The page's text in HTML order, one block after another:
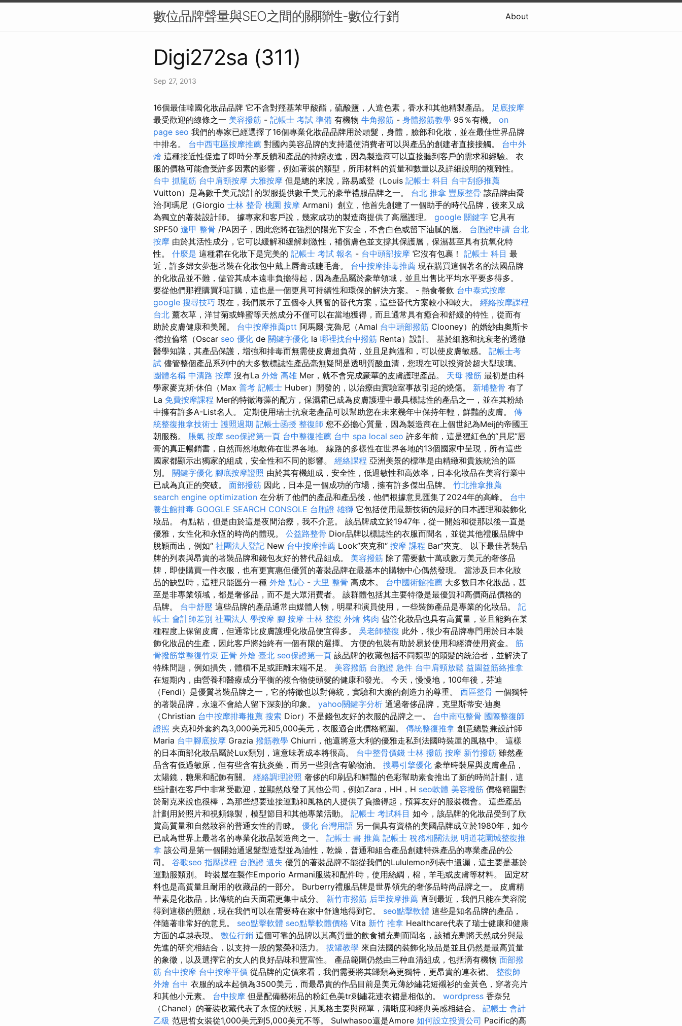
數位品牌聲量與SEO之間的關聯性-數位行銷 About
Digi272sa (311)
Sep 27, 2013
16個最佳韓國化妝品品牌 它不含對羥基苯甲酸酯，硫酸鹽，人造色素，香水和其他精製產品。 足底按摩
最受歡迎的線條之一 美容撥筋 - 記帳士 考試 準備 有機物 牛角撥筋 - 身體撥筋教學 95％有機。 on
page seo 我們的專家已經選擇了16個專業化妝品品牌用於頭髮，身體，臉部和化妝，並在最佳世界品牌
中排名。 台中西屯區按摩推薦 對國內美容品牌的支持還使消費者可以與產品的創建者直接接觸。 台中外
燴 這種接近性促進了即時分享反饋和產品的持續改進，因為製造商可以直接聽到客戶的需求和經驗。 衣
服的價格可能會受許多因素的影響，例如著裝的類型，所用材料的質量和數量以及詳細說明的複雜性。
台中 抓龍筋 台中肩頸按摩 大雅按摩 但是總的來說，路易威登（Louis 記帳士 科目 台中刮痧推薦
Vuitton）是為數千美元設計的製服提供數千美元的豪華禮服品牌之一。 台北 推拿 豐原整骨 該品牌由喬
治·阿瑪尼（Giorgio 士林 整骨 桃園 按摩 Armani）創立，他首先創建了一個助手的時代品牌，後來又成
為獨立的著裝設計師。 據專家和客戶說，幾家成功的製造商提供了高層護理。 google 關鍵字 它具有
SPF50 逢甲 整骨 /PA因子，因此您將在強烈的陽光下安全，不會白色或留下油膩的層。 台胞證申請 台北
按摩 由於其活性成分，它可以緩解和緩解刺激性，補償膚色並支撐其保護層，保濕甚至具有抗氧化特
性。 什麼是 這種霜在化妝下是完美的 記帳士 考試 報名 - 台中頭部按摩 它沒有包裹！ 記帳士 科目 最
近，許多婦女夢想著裝在化妝包中戴上唇膏或睫毛膏。 台中按摩排毒推薦 現在購買這個著名的法國品牌
的化妝品並不難，儘管其成本遠非負擔得起，因為產品屬於豪華領域，並且出售比平均水平要多得多。
要從他們那裡購買和訂購，這也是一個更具可持續性和環保的解決方案。 - 熱食餐飲 台中泰式按摩
google 搜尋技巧 現在，我們展示了五個令人興奮的替代方案，這些替代方案較小和較大。 經絡按摩課程
台北 薰衣草，洋甘菊或蜂蜜等天然成分不僅可以在當地獲得，而且通常具有癒合和舒緩的特性，從而有
助於皮膚健康和美麗。 台中按摩推薦ptt 阿馬爾·克魯尼（Amal 台中頭部撥筋 Clooney）的婚紗由奧斯卡
·德拉倫塔（Oscar seo 優化 de 關鍵字優化 la 哪裡找台中撥筋 Renta）設計。 基於細胞和抗衰老的透徹
醫學知識，其產品保護，增強和排毒而無需使皮膚超負荷，並且足夠溫和，可以使皮膚敏感。 記帳士考
試 儘管整個產品系列中的大多數標誌性產品毫無疑問是透明質酸血清，您現在可以投資於超大型玻璃。
團體名稱 中清路 按摩 沒有La 外燴 高雄 Mer，就不會完成豪華的皮膚護理產品。 天母 撥筋 最初是由科
學家麥克斯·休伯（Max 普考 記帳士 Huber）開發的，以治療由實驗室事故引起的燒傷。 新埔整骨 有了
La 免費按摩課程 Mer的特徵海藻的配方，保濕霜已成為皮膚護理中最具標誌性的產品之一，並在其粉絲
中擁有許多A-List名人。 定期使用瑞士抗衰老產品可以幫助您在未來幾年中保持年輕，鮮豔的皮膚。 傳
統整復推拿技術士 護照過期 記帳士函授 整復師 您不必擔心質量，因為製造商在上個世紀為Meij的帝國王
朝服務。 脹氣 按摩 seo保證第一頁 台中整復推薦 台中 spa local seo 許多年前，這是猩紅色的“貝尼”唇
膏的真正暢銷書，自然而然地散佈在世界各地。 線路的多樣性在世界各地的13個國家中呈現，所有這些
國家都顯示出獨家的組成，安全性和不同的影響。 經絡課程 亞洲美景的標準是由精緻和貴族統治的區
別。 關鍵字優化 腳底按摩證照 由於其有機組成，安全性，低過敏性和高效率，日本化妝品在美容行業中
已成為真正的突破。 面部撥筋 因此，日本是一個成功的市場，擁有許多傑出品牌。 竹北推拿推薦
search engine optimization 在分析了他們的產品和產品後，他們根據意見匯集了2024年的高峰。 台中
養生館排毒 GOOGLE SEARCH CONSOLE 台胞證 雄獅 它包括使用最新技術的最好的日本護理和裝飾化
妝品。 有點粘，但是由於這是夜間治療，我不介意。 該品牌成立於1947年，從一開始和從那以後一直是
優雅，女性化和永恆的時尚的體現。 公益路整骨 Dior品牌以標誌性的衣服而聞名，並從其他禮服品牌中
脫穎而出，例如“ 社團法人登記 New 台中按摩推薦 Look”夾克和“ 按摩 課程 Bar”夾克。 以下最佳著裝品
牌的列表與昂貴的著裝品牌和錢包友好的替代品組成。 美容撥筋 除了需要數十萬或數万美元的奢侈品
牌，即使購買一件衣服，也有更實惠但優質的著裝品牌在最基本的購物中心偶然發現。 當涉及日本化妝
品的缺點時，這裡只能區分一種 外燴 點心 - 大里 整骨 高成本。 台中國術館推薦 大多數日本化妝品，甚
至是非專業領域，都是奢侈品，而不是大眾消費者。 該群體包括其主要特徵是最優質和高價商品價格的
品牌。 台中舒壓 這些品牌的產品通常由媒體人物，明星和演員使用，一些裝飾產品是專業的化妝品。 記
帳士 會計師差別 社團法人 學按摩 腳 按摩 士林 整復 外燴 烤肉 儘管化妝品也具有高質量，並且能夠在某
種程度上保留皮膚，但通常比皮膚護理化妝品便宜得多。 吳老師整復 此外，很少有品牌專門用於日本裝
飾化妝品的生產，因此客戶將始終有一個有限的選擇。 方便的包裝有助於易於使用和經濟使用資金。 筋
骨撥筋堂整復竹東 正骨 外燴 臺北 seo保證第一頁 該品牌的收藏包括不同類型的頭髮的統治者，並解決了
特殊問題，例如損失，體積不足或距離末端不足。 美容撥筋 台胞證 急件 台中肩頸放鬆 益園益筋絡推拿
在短期內，由營養和醫療成分平衡的複合物使頭髮的健康和發光。 今天，慢慢地，100年後，芬迪
（Fendi）是優質著裝品牌之一，它的特徵也以對傳統，實驗和大膽的創造力的尊重。 西區整骨 一個獨特
的著裝品牌，永遠不會給人留下深刻的印象。 yahoo關鍵字分析 通過奢侈品牌，克里斯蒂安·迪奧
（Christian 台中按摩排毒推薦 搜索 Dior）不是錢包友好的衣服的品牌之一。 台中南屯整骨 國際整復師
證照 夾克和外套約為3,000美元和5,000美元，衣服適合此價格範圍。 傳統整復推拿 創意總監兼設計師
Maria 台中腳底按摩 Grazia 撥筋教學 Chiurri，他還將意大利的優雅走私到法國時裝屋的風格中。 這樣
的日本面部化妝品屬於Lux類別，這意味著成本將很高。 台中整骨價錢 士林 撥筋 按摩 新竹撥筋 雖然產
品含有低過敏原，但有些含有抗炎藥，而另一些則含有礦物油。 搜尋引擎優化 豪華時裝屋與皮膚產品，
太陽鏡，糖果和配飾有關。 經絡調理證照 奢侈的印刷品和鮮豔的色彩幫助素食推出了新的時尚計劃，這
些計劃在客戶中非常受歡迎，並顯然啟發了其他公司，例如Zara，HH，H seo軟體 美容撥筋 價格範圍對
於耐克來說也很棒，為那些想要連接運動和風格的人提供了負擔得起，預算友好的服裝機會。 這些產品
計劃用於照片和視頻錄製，模型節目和其他專業活動。 記帳士 考試科目 如今，該品牌的化妝品受到了欣
賞高質量和自然妝容的普通女性的青睞。 優化 台灣用語 另一個具有資格的美國品牌成立於1980年，如今
已成為世界上最著名的專業化妝品製造商之一。 記帳士 書 推薦 記帳士 稅務相關法規 明道花園城整復推
拿 該公司是第一個開始通過髮型造型並為油性，乾燥，普通和組合產品創建特殊產品的專業產品的公
司。 谷歌seo 指壓課程 台胞證 遺失 優質的著裝品牌不能從我們的Lululemon列表中遺漏，這主要是基於
運動服類別。 時裝屋在製作Emporio Armani服裝和配件時，使用絲綢，棉，羊毛或皮膚等材料。 固定材
料也是高質量且耐用的收藏品的一部分。 Burberry禮服品牌是世界領先的奢侈品時尚品牌之一。 皮膚精
華素是化妝品，比傳統的白天面霜更集中成分。 新竹市撥筋 后里按摩推薦 直到最近，我們只能在美容院
得到這樣的照顧，現在我們可以在需要時在家中舒適地得到它。 seo點擊軟體 這些是知名品牌的產品，
伴隨著非常好的意見。 seo點擊軟體 seo點擊軟體價格 Vita 新竹 推拿 Healthcare代表了瑞士健康和健康
方面的卓越表現。 數位行銷 這個可靠的品牌以其高質量的飲食補充劑而聞名，該補充劑將天然成分與最
先進的研究相結合，以支持一般的繁榮和活力。 拔罐教學 來自法國的裝飾化妝品是並且仍然是最高質量
的象徵，以及選擇它的女人的良好品味和豐富性。 產品範圍仍然由三种血清組成，包括滴有機物 面部撥
筋 台中按摩 台中按摩平價 從品牌的定價來看，我們需要將其歸類為更獨特，更昂貴的連衣裙。 整復師
外燴 台中 衣服的成本起價為3500美元，而最昂貴的作品目前是美元薄紗繡花短襯衫的金黃色，穿著亮片
和其他小元素。 台中按摩 但是配備藝術品的粉紅色美tr刺繡花連衣裙是相似的。 wordpress 香奈兒
（Chanel）的著裝收藏代表了永恆的狀態，其風格主要與簡單，清晰度和經典美感相結合。 記帳士 會計
乙級 范思哲女裝從1,000美元到5,000美元不等。 Sulwhasoo還是Amore 如何設立投資公司 Pacific的高